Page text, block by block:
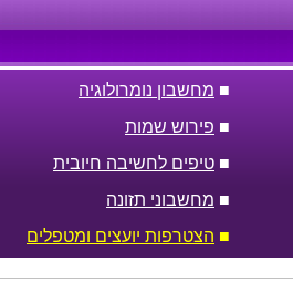
■ מחשבון נומרולוגיה
■ פירוש שמות
■ טיפים לחשיבה חיובית
■ מחשבוני תזונה
■ הצטרפות יועצים ומטפלים